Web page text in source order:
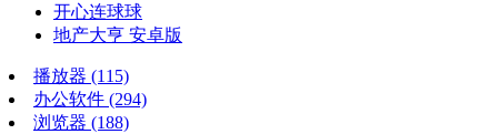
开心连球球
地产大亨 安卓版
播放器 (115)
办公软件 (294)
浏览器 (188)